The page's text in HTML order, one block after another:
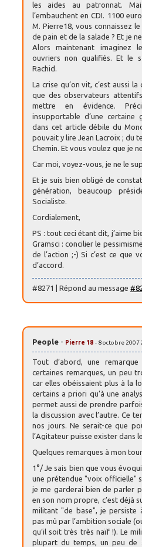
les aides au patronnat.
l’embauchent en CDI. 1100
M. Pierre18, vous connaissez
de pain et de la salade ? Et je
Alors maintenant imaginez
ouvriers non qualifiés. Et le
Rachid.
La crise qu’on vit, c’est aussi
que des observateurs
mettre en évidence.
insupportable d’une
dans cet article débile du
pouvait y lire Jean Lacroix ; du
Chemin. Et vous voulez que je
Car moi, voyez-vous, je ne le
Et je suis bien obligé de
génération, beaucoup
Socialiste.
Cordialement,
PS : tout ceci étant dit, j’aime
Gramsci : concilier le
de l’action ;-) Si c’est ce que
d’accord.
#8271 | Répond au message
People - Pierre 18 - 8 octobre 2007
Tout d’abord, une
certaines remarques, un peu
car elles obéissaient plus à la
certains a priori qu’à une
permet aussi de prendre
la discussion avec l’autre. Ce
nos jours. Ne serait-ce que
l’Agitateur puisse exister dans
Quelques remarques à mon
1°/ Je sais bien que vous
une prétendue "voix officielle"
je me garderai bien de parler
en son nom propre, c’est déjà
militant "de base", je persiste
pas mû par l’ambition sociale
qu’il soit très très naïf !). Le
plupart du temps, un peu